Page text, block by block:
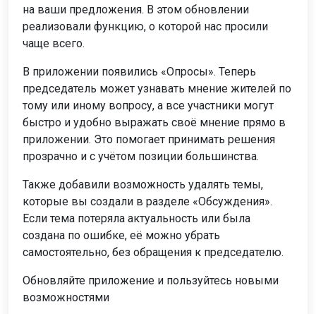
на ваши предложения. В этом обновлении
реализовали функцию, о которой нас просили
чаще всего.
В приложении появились «Опросы». Теперь
председатель может узнавать мнение жителей по
тому или иному вопросу, а все участники могут
быстро и удобно выражать своё мнение прямо в
приложении. Это помогает принимать решения
прозрачно и с учётом позиции большинства.
Также добавили возможность удалять темы,
которые вы создали в разделе «Обсуждения».
Если тема потеряла актуальность или была
создана по ошибке, её можно убрать
самостоятельно, без обращения к председателю.
Обновляйте приложение и пользуйтесь новыми
возможностями